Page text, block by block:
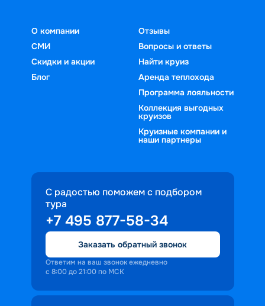
О компании
СМИ
Скидки и акции
Блог
Отзывы
Вопросы и ответы
Найти круиз
Аренда теплохода
Программа лояльности
Коллекция выгодных
круизов
Круизные компании и
наши партнеры
С радостью поможем с подбором
тура
+7 495 877-58-34
Заказать обратный звонок
Ответим на ваш звонок ежедневно
с 8:00 до 21:00 по МСК